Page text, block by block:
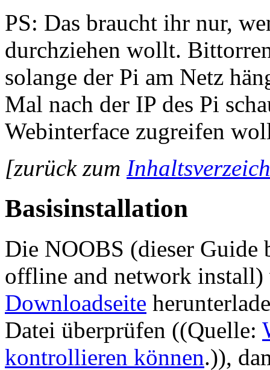
PS: Das braucht ihr nur,
durchziehen wollt.
solange der Pi am Netz
Mal nach der IP des Pi
Webinterface zugreifen
[zurück zum
Basisinstallation
Die NOOBS (dieser Guide
offline and network
Downloadseite
Datei überprüfen ((Quelle:
kontrollieren können.)),